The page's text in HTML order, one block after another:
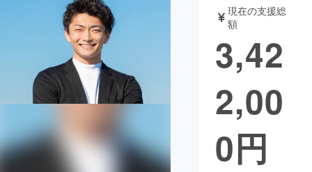
アート・写真 音楽
テクノロジー・ガジェット ゲーム・サ
映像・映画
まちづくり・地域活性化
現在の支援総
額
3,42
2,00
0円